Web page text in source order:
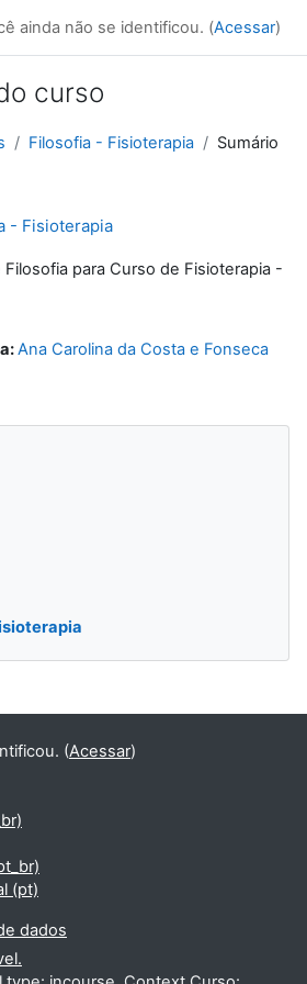
ainda não se identificou. (Acessar)
curso
Filosofia - Fisioterapia Sumário
- Fisioterapia
para Curso de Fisioterapia -
Ana Carolina da Costa e Fonseca
(Acessar)
‎(pt)‎
dados